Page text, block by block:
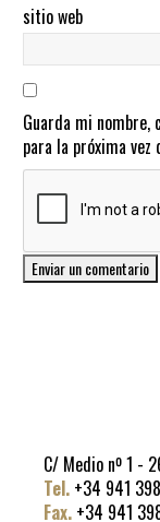
sitio web
Guarda mi nombre,
para la próxima vez
C/ Medio nº 1 -
Tel. +34 941
Fax. +34 941